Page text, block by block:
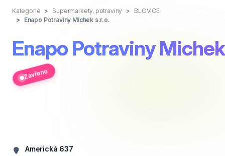
Kategorie Supermarkety, potraviny
BLOVICE
Enapo Potraviny Michek s.r.o.
Enapo Potraviny
Zavřeno
Americká 637